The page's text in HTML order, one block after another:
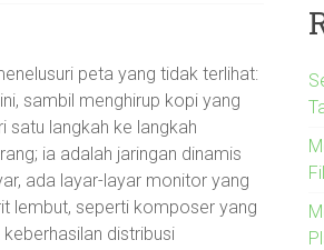
peta yang tidak terlihat:
sambil menghirup kopi yang
satu langkah ke langkah
ia adalah jaringan dinamis
ada layar-layar monitor yang
lembut, seperti komposer yang
distribusi